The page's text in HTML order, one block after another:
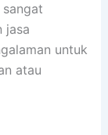
jasa
untuk
atau